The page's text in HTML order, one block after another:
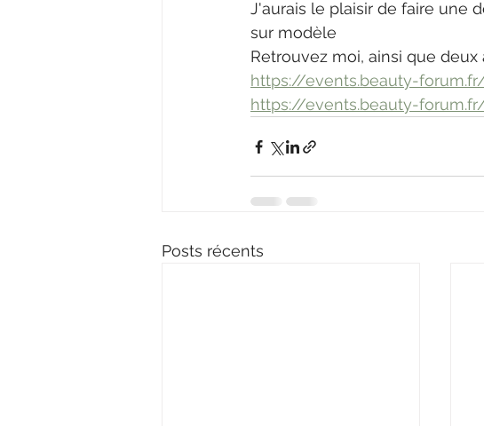
J'aurais le plaisir de faire une
sur modèle
Retrouvez moi, ainsi que
https://events.beauty-
https://events.beauty-
Posts récents